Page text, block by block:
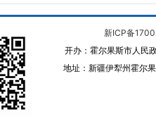
新ICP备
开办：霍尔果斯市人民
地址：新疆伊犁州霍